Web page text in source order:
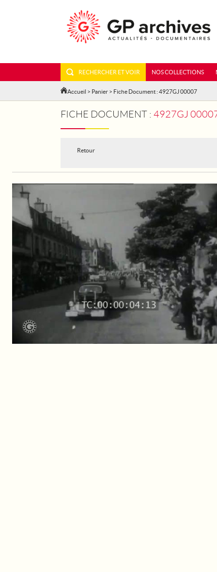
RECHERCHER ET VOIR NOS COLLECTIONS
Accueil > Panier > Fiche Document : 4927GJ 00007
FICHE DOCUMENT : 4927GJ
Retour